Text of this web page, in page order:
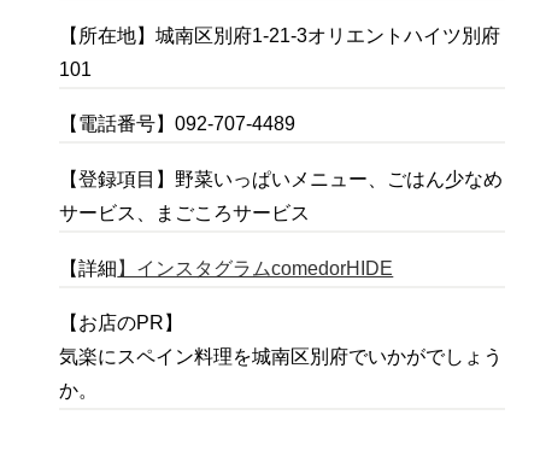
【所在地】城南区別府1-21-3オリエントハイツ別府
101
【電話番号】092-707-4489
【登録項目】野菜いっぱいメニュー、ごはん少なめ
サービス、まごころサービス
【詳細 】インスタグラムcomedorHIDE
【お店のPR】
気楽にスペイン料理を城南区別府でいかがでしょう
か。